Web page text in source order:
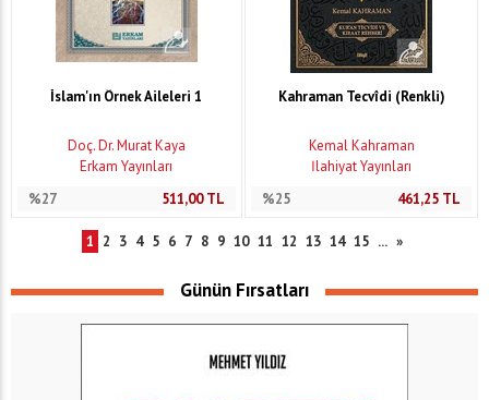
İslam'ın Örnek Aileleri 1
Doç. Dr. Murat Kaya
Erkam Yayınları
%27
511,00TL
Kahraman Tecvîdi (Renkli)
Kemal Kahraman
İlahiyat Yayınları
%25
461,25 TL
1 2 3 4 5 6 7 8 9 10 11 12 13 14 15 ... »
Günün Fırsatları